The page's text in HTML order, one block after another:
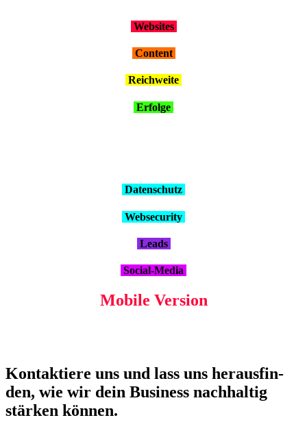
Web­sites
Con­tent
Reich­wei­te
Erfol­ge
Daten­schutz
Web­se­cu­ri­ty
Leads
Social-Media
Mobi­le Ver­si­on
Kon­tak­tie­re uns und lass uns her­aus­fin­
den, wie wir dein Busi­ness nach­hal­tig
stär­ken kön­nen.